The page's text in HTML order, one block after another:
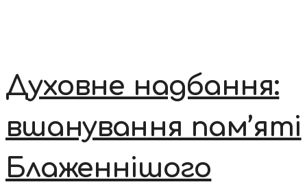
Духовне надбання:
вшанування пам’яті
Блаженнішого